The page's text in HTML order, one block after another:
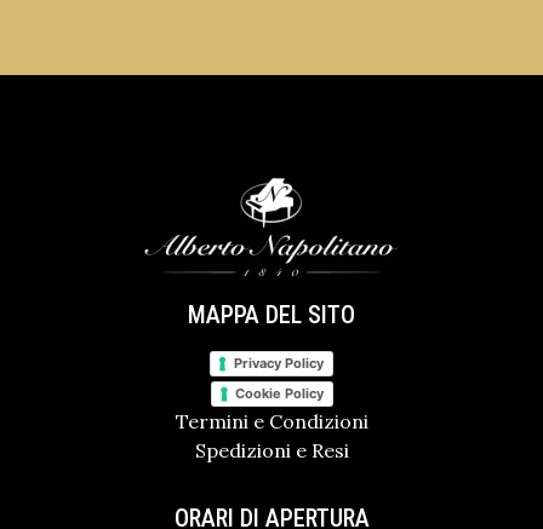
MAPPA DEL SITO
Privacy Policy
Cookie Policy
Termini e Condizioni
Spedizioni e Resi
ORARI DI APERTURA